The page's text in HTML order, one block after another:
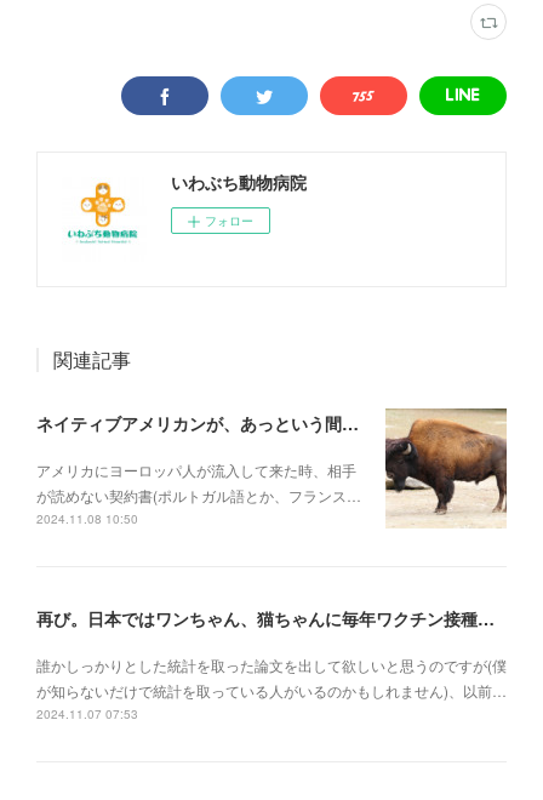
いわぶち動物病院
フォロー
関連記事
ネイティブアメリカンが、あっという間に滅ぼされていった理由
アメリカにヨーロッパ人が流入して来た時、相手
が読めない契約書(ポルトガル語とか、フランス…
2024.11.08 10:50
再び。日本ではワンちゃん、猫ちゃんに毎年ワクチン接種を行うべき理由
誰かしっかりとした統計を取った論文を出して欲しいと思うのですが(僕
が知らないだけで統計を取っている人がいるのかもしれません)、以前…
2024.11.07 07:53